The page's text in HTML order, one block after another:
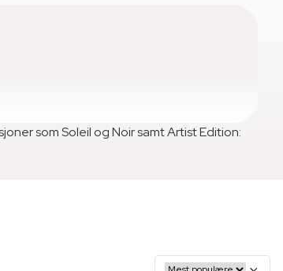
som Soleil og Noir samt Artist Edition: